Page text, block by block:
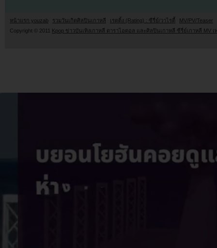
หน้าแรก youzab รวมวันเกิดศิลปินเกาหลี เรตติ้ง (Rating) : ซีรี่ย์/วาไรตี้
MV/PV/Teaser
Copyright © 2011 Kpop ข่าวบันเทิงเกาหลี ดาราไอดอล และศิลปินเกาหลี ซีรี่ย์เกาหลี MV